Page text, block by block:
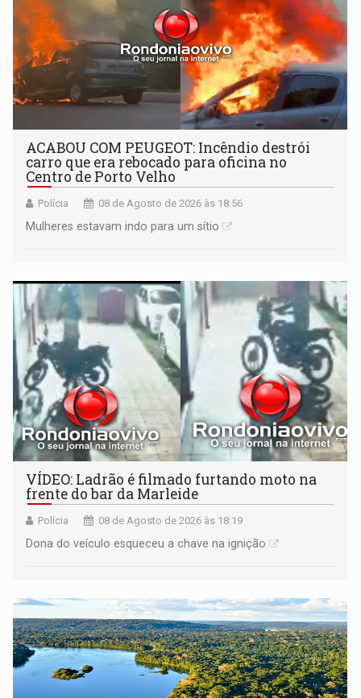
ACABOU COM PEUGEOT: Incêndio destrói
carro que era rebocado para oficina no
Centro de Porto Velho
Polícia 08 de Agosto de 2026 às 18:56
Mulheres estavam indo para um sítio
VÍDEO: Ladrão é filmado furtando moto na
frente do bar da Marleide
Polícia 08 de Agosto de 2026 às 18:19
Dona do veículo esqueceu a chave na ignição